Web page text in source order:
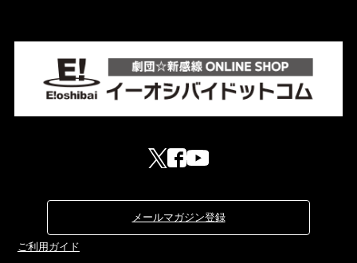
メールマガジン登録
ご利用ガイド